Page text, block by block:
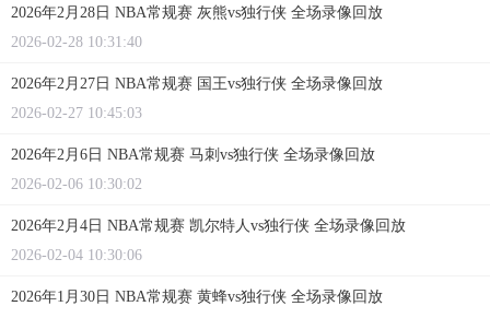
2026年2月28日 NBA常规赛 灰熊vs独行侠 全场录像回放
2026-02-28 10:31:40
2026年2月27日 NBA常规赛 国王vs独行侠 全场录像回放
2026-02-27 10:45:03
2026年2月6日 NBA常规赛 马刺vs独行侠 全场录像回放
2026-02-06 10:30:02
2026年2月4日 NBA常规赛 凯尔特人vs独行侠 全场录像回放
2026-02-04 10:30:06
2026年1月30日 NBA常规赛 黄蜂vs独行侠 全场录像回放